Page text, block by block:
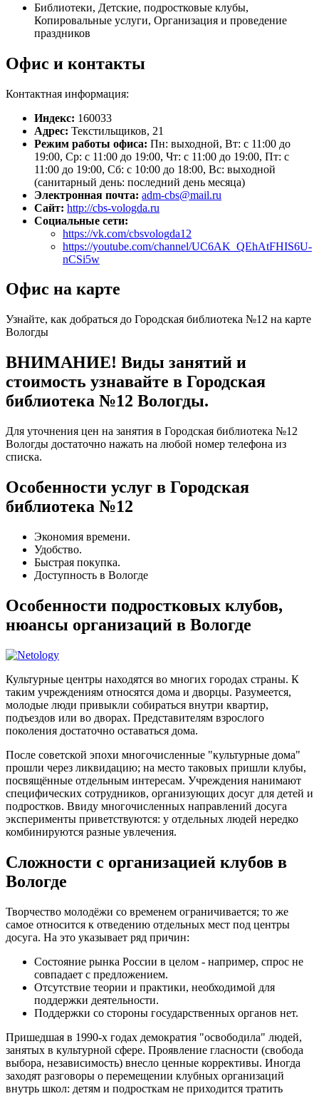
Библиотеки, Детские, подростковые клубы,
Копировальные услуги, Организация и проведение
праздников
Офис и контакты
Контактная информация:
Индекс: 160033
Адрес: Текстильщиков, 21
Режим работы офиса: Пн: выходной, Вт: с 11:00 до
19:00, Ср: с 11:00 до 19:00, Чт: с 11:00 до 19:00, Пт: с
11:00 до 19:00, Сб: с 10:00 до 18:00, Вс: выходной
(санитарный день: последний день месяца)
Электронная почта: adm-cbs@mail.ru
Сайт: http://cbs-vologda.ru
Социальные сети:
https://vk.com/cbsvologda12
https://youtube.com/channel/UC6AK_QEhAtFHIS6U-
nCSi5w
Офис на карте
Узнайте, как добраться до Городская библиотека №12 на карте
Вологды
ВНИМАНИЕ! Виды занятий и
стоимость узнавайте в Городская
библиотека №12 Вологды.
Для уточнения цен на занятия в Городская библиотека №12
Вологды достаточно нажать на любой номер телефона из
списка.
Особенности услуг в Городская
библиотека №12
Экономия времени.
Удобство.
Быстрая покупка.
Доступность в Вологде
Особенности подростковых клубов,
нюансы организаций в Вологде
Культурные центры находятся во многих городах страны. К
таким учреждениям относятся дома и дворцы. Разумеется,
молодые люди привыкли собираться внутри квартир,
подъездов или во дворах. Представителям взрослого
поколения достаточно оставаться дома.
После советской эпохи многочисленные "культурные дома"
прошли через ликвидацию; на место таковых пришли клубы,
посвящённые отдельным интересам. Учреждения нанимают
специфических сотрудников, организующих досуг для детей и
подростков. Ввиду многочисленных направлений досуга
эксперименты приветствуются: у отдельных людей нередко
комбинируются разные увлечения.
Сложности с организацией клубов в
Вологде
Творчество молодёжи со временем ограничивается; то же
самое относится к отведению отдельных мест под центры
досуга. На это указывает ряд причин:
Состояние рынка России в целом - например, спрос не
совпадает с предложением.
Отсутствие теории и практики, необходимой для
поддержки деятельности.
Поддержки со стороны государственных органов нет.
Пришедшая в 1990-х годах демократия "освободила" людей,
занятых в культурной сфере. Проявление гласности (свобода
выбора, независимость) внесло ценные коррективы. Иногда
заходят разговоры о перемещении клубных организаций
внутрь школ: детям и подросткам не приходится тратить